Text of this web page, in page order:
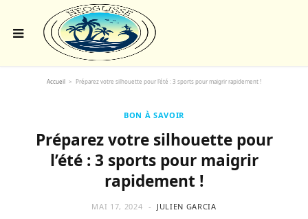
Accueil > Préparez votre silhouette pour l’été : 3 sports pour maigrir rapidement !
BON À SAVOIR
Préparez votre silhouette pour
l’été : 3 sports pour maigrir
rapidement !
MAI 17, 2024 JULIEN GARCIA